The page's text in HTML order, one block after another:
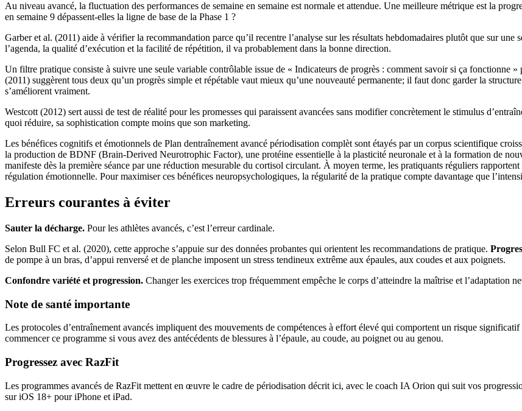
Au niveau avancé, la fluctuation des performances de semaine en semaine est normale et attendue. Une meilleure métrique est la
en semaine 9 dépassent-elles la ligne de base de la Phase 1 ?
Garber et al. (2011) aide à vérifier la recommandation parce qu’il recentre l’analyse sur les résultats hebdomadaires plutôt que sur une
l’agenda, la qualité d’exécution et la facilité de répétition, il va probablement dans la bonne direction.
Un filtre pratique consiste à suivre une seule variable contrôlable issue de « Indicateurs de progrès : comment savoir si ça fonctionne
(2011) suggèrent tous deux qu’un progrès simple et répétable vaut mieux qu’une nouveauté permanente; il faut donc garder la
s’améliorent vraiment.
Westcott (2012) sert aussi de test de réalité pour les promesses qui paraissent avancées sans modifier concrètement le stimulus
quoi réduire, sa sophistication compte moins que son marketing.
Les bénéfices cognitifs et émotionnels de Plan dentraînement avancé périodisation complèt sont étayés par un corpus scientifique
la production de BDNF (Brain-Derived Neurotrophic Factor), une protéine essentielle à la plasticité neuronale et à la formation de
manifeste dès la première séance par une réduction mesurable du cortisol circulant. À moyen terme, les pratiquants réguliers
régulation émotionnelle. Pour maximiser ces bénéfices neuropsychologiques, la régularité de la pratique compte davantage que
Erreurs courantes à éviter
Sauter la décharge. Pour les athlètes avancés, c’est l’erreur cardinale.
Selon Bull FC et al. (2020), cette approche s’appuie sur des données probantes qui orientent les recommandations de pratique.
de pompe à un bras, d’appui renversé et de planche imposent un stress tendineux extrême aux épaules, aux coudes et aux poignets.
Confondre variété et progression. Changer les exercices trop fréquemment empêche le corps d’atteindre la maîtrise et l’adaptation
Note de santé importante
Les protocoles d’entraînement avancés impliquent des mouvements de compétences à effort élevé qui comportent un risque
commencer ce programme si vous avez des antécédents de blessures à l’épaule, au coude, au poignet ou au genou.
Progressez avec RazFit
Les programmes avancés de RazFit mettent en œuvre le cadre de périodisation décrit ici, avec le coach IA Orion qui suit vos
sur iOS 18+ pour iPhone et iPad.